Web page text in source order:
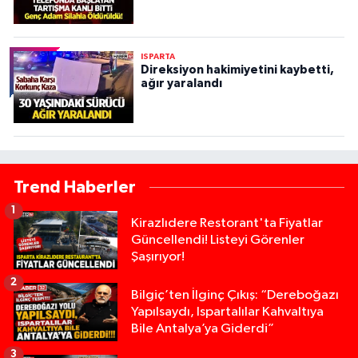
ISPARTA
Direksiyon hakimiyetini kaybetti,
ağır yaralandı
Trend Haberler
Kirazlıdere Restorant'ta Fiyatlar
Güncellendi! Listeyi Görenler
Şaşırıyor!
1
Bilgiç’ten İlginç Çıkış: “Dereboğazı
Yapılsaydı, Ispartalılar Kahvaltıya
Bile Antalya’ya Giderdi”
2
3